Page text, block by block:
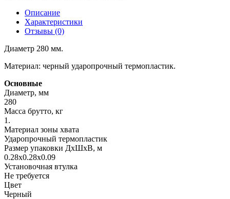
Описание
Характеристики
Отзывы (0)
Диаметр 280 мм.
Материал: черный ударопрочный термопластик.
Основные
Диаметр, мм
280
Масса брутто, кг
1.
Материал зоны хвата
Ударопрочный термопластик
Размер упаковки ДхШхВ, м
0.28x0.28x0.09
Установочная втулка
Не требуется
Цвет
Черный